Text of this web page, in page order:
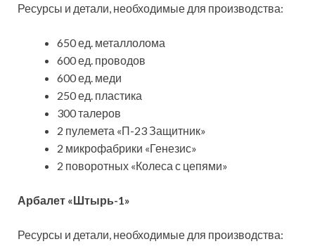
Ресурсы и детали, необходимые для производства:
650 ед. металлолома
600 ед. проводов
600 ед. меди
250 ед. пластика
300 талеров
2 пулемета «П-23 Защитник»
2 микрофабрики «Генезис»
2 поворотных «Колеса с цепями»
Арбалет «Штырь-1»
Ресурсы и детали, необходимые для производства: